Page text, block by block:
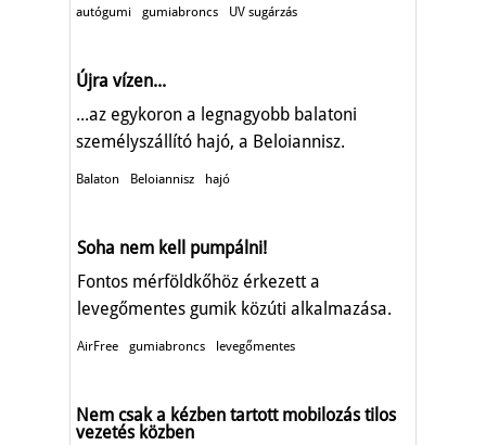
autógumi gumiabroncs UV sugárzás
Újra vízen...
...az egykoron a legnagyobb balatoni
személyszállító hajó, a Beloiannisz.
Balaton Beloiannisz hajó
Soha nem kell pumpálni!
Fontos mérföldkőhöz érkezett a
levegőmentes gumik közúti alkalmazása.
AirFree gumiabroncs levegőmentes
Nem csak a kézben tartott mobilozás tilos
vezetés közben